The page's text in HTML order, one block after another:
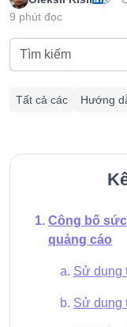
9 phút đọc
Tất cả các Hướng
Công bố sức
quảng cáo
Sử dụng
Sử dụng